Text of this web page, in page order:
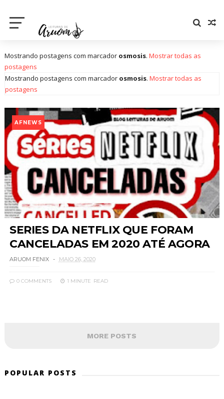
Mostrando postagens com marcador osmosis. Mostrar todas as
postagens
Mostrando postagens com marcador osmosis. Mostrar todas as
postagens
AFNEWS
SERIES DA NETFLIX QUE FORAM
CANCELADAS EM 2020 ATÉ AGORA
ARUOM FENIX MAIO 26, 2020
0 COMMENTS 1 MINUTE READ
MORE POSTS
POPULAR POSTS